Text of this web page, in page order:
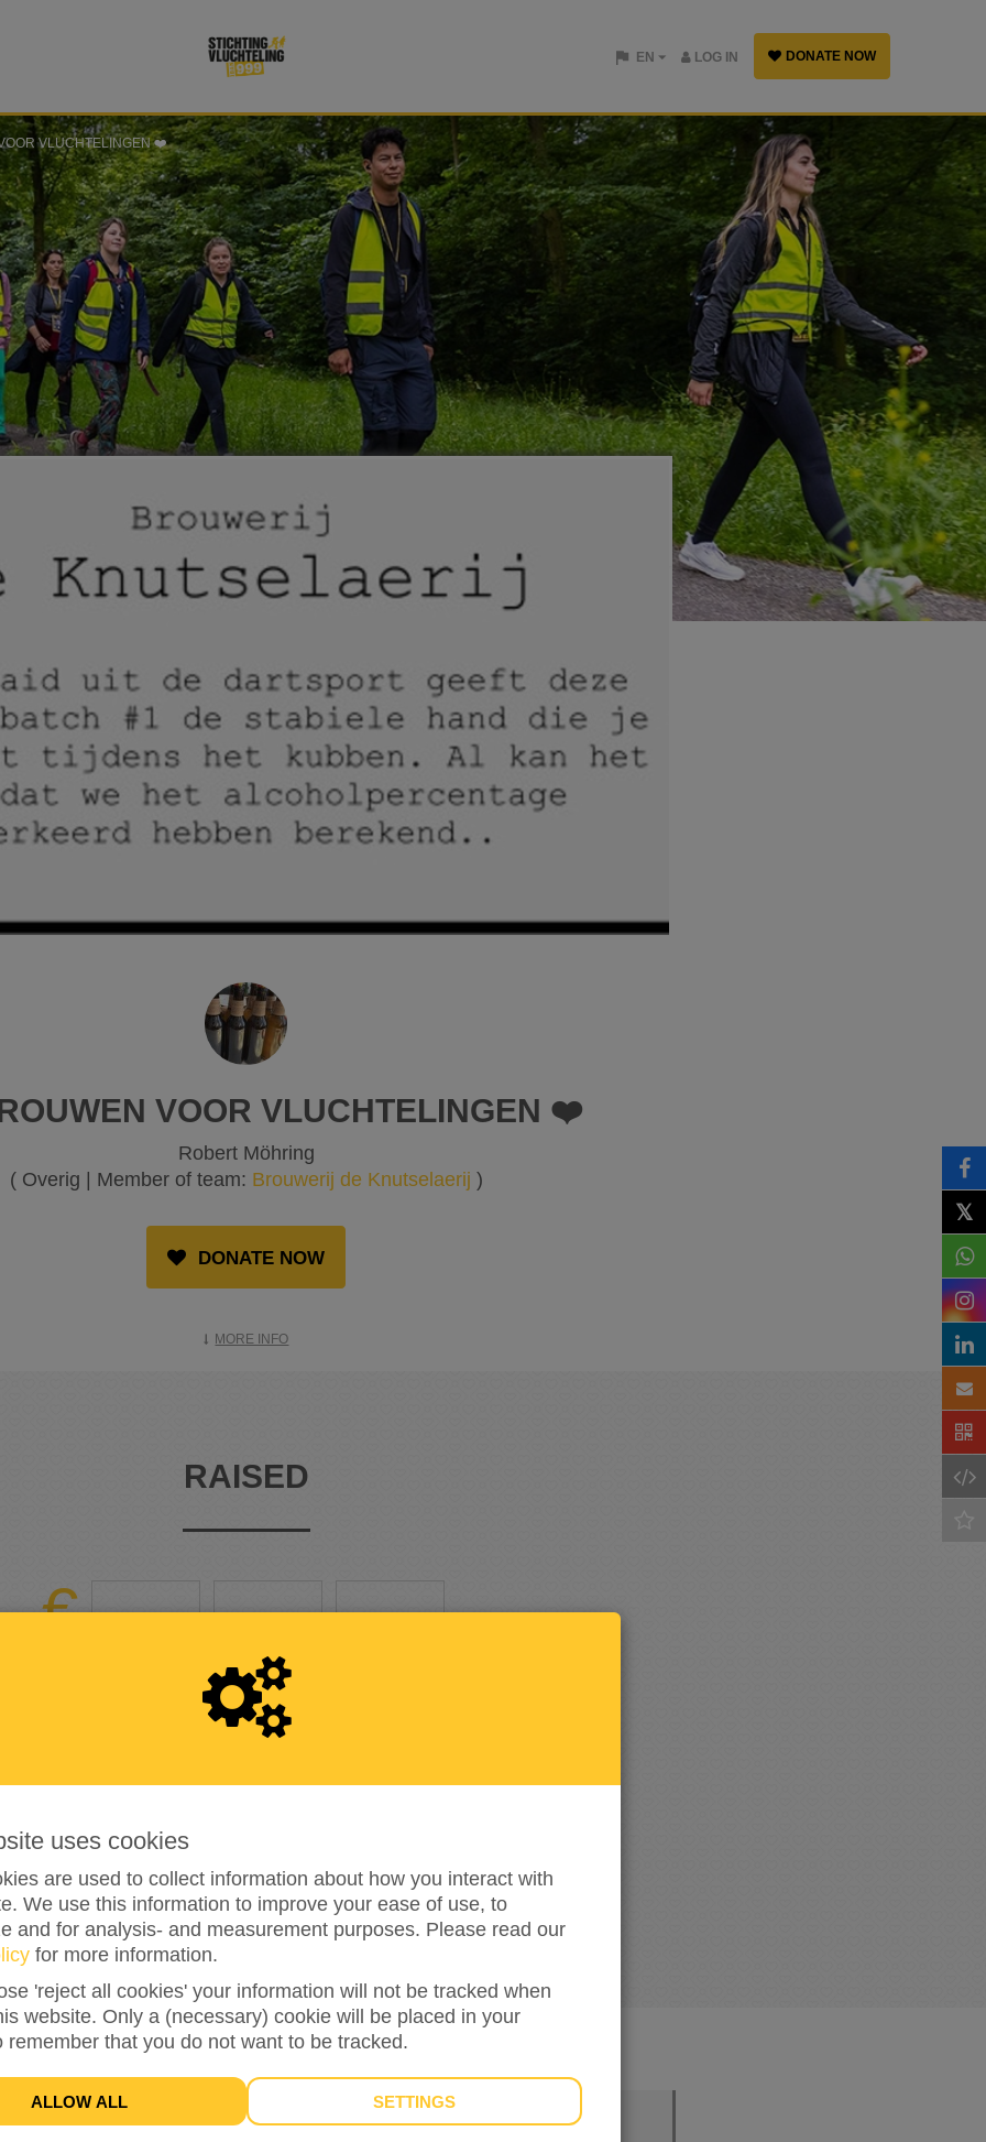
DONATE NOW
LOG IN
EN
VLUCHTELINGEN ❤️
VOOR VLUCHTELINGEN ❤️
Robert Möhring
( Overig | Member of team: Brouwerij de Knutselaerij )
DONATE NOW
MORE INFO
RAISED
3 1 0
15% reached of my target amount €2,000
18
DONATIONS
DONORS 18
𝕏
uses cookies
are used to collect information about how you interact with
We use this information to improve your ease of use, to
and for analysis- and measurement purposes. Please read our
for more information.
'reject all cookies' your information will not be tracked when
website. Only a (necessary) cookie will be placed in your
remember that you do not want to be tracked.
ALLOW ALL SETTINGS